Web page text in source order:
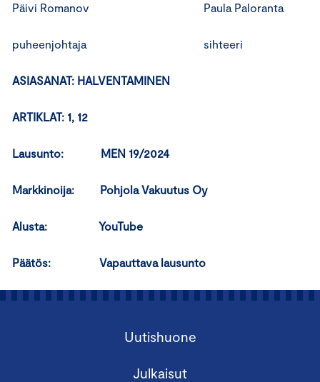
Päivi Romanov Paula Paloranta
puheenjohtaja sihteeri
ASIASANAT: HALVENTAMINEN
ARTIKLAT: 1, 12
Lausunto: MEN 19/2024
Markkinoija: Pohjola Vakuutus Oy
Alusta: YouTube
Päätös: Vapauttava lausunto
Uutishuone
Julkaisut